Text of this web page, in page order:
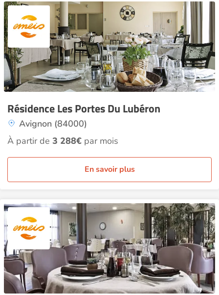
Résidence Les Portes Du Lubéron
Avignon (84000)
À partir de 3 288€ par mois
En savoir plus